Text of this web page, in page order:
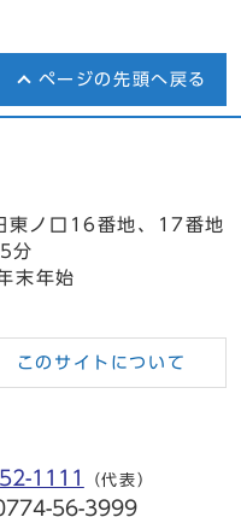
ページの先頭へ戻る
ノ口16番地、17番地
分
末年始
このサイトについて
1111
（代表）
56-3999